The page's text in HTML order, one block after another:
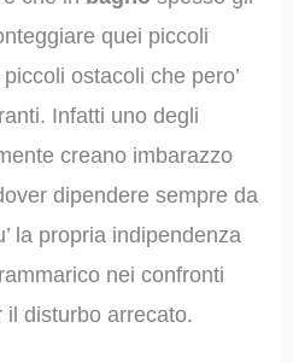
quei piccoli
ostacoli che pero’
Infatti uno degli
creano imbarazzo
dipendere sempre da
la propria indipendenza
nei confronti
disturbo arrecato.